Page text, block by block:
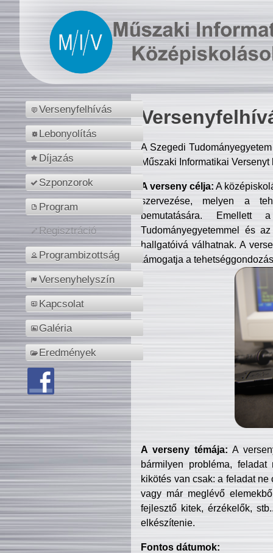
Versenyfelhívás
Lebonyolítás
Díjazás
Szponzorok
Program
Regisztráció
Programbizottság
Versenyhelyszín
Kapcsolat
Galéria
Eredmények
A Szegedi
Műszaki Informatikai
A verseny célja: A
szervezése, melyen a
bemutatására. Emellett
Tudományegyetemmel és
hallgatóivá válhatnak. A
támogatja a
A verseny témája: A
bármilyen probléma, feladat
kikötés van csak: a feladat
vagy már meglévő
fejlesztő kitek, érzékelők,
elkészítenie.
Fontos dátumok: